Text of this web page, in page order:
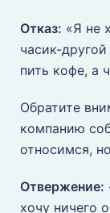
Отказ: «Я не
часик-
пить кофе, а
Обратите
компанию
относимся,
Отвержение:
хочу ничего